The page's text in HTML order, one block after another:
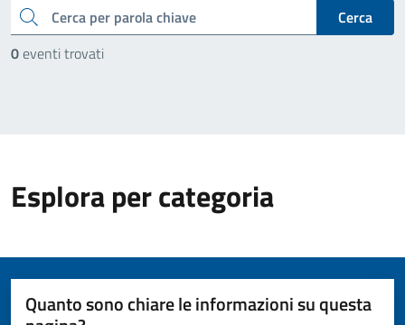
cerca
Cerca
0eventi trovati
Esplora per categoria
Quanto sono chiare le informazioni su questa